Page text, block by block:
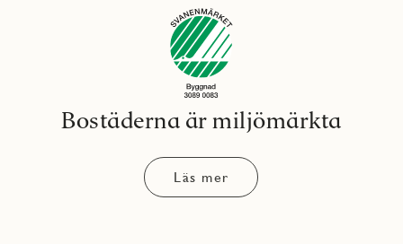
Bostäderna är miljömärkta
Läs mer